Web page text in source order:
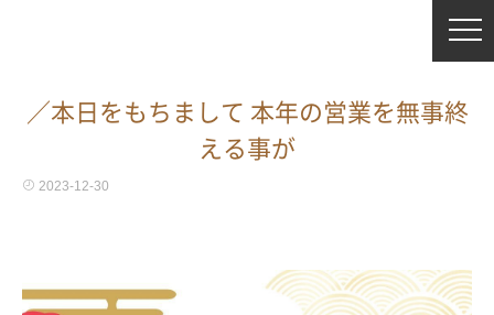
⁡／本日をもちまして 本年の営業を無事終
える事が
2023-12-30